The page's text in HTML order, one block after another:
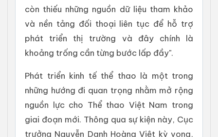
còn thiếu những nguồn dữ liệu tham khảo
và nền tảng đối thoại liên tục để hỗ trợ
phát triển thị trường và đây chính là
khoảng trống cần từng bước lấp đầy".
Phát triển kinh tế thể thao là một trong
những hướng đi quan trọng nhằm mở rộng
nguồn lực cho Thể thao Việt Nam trong
giai đoạn mới. Thông qua sự kiện này, Cục
trưởng Nguyễn Danh Hoàng Việt kỳ vọng,